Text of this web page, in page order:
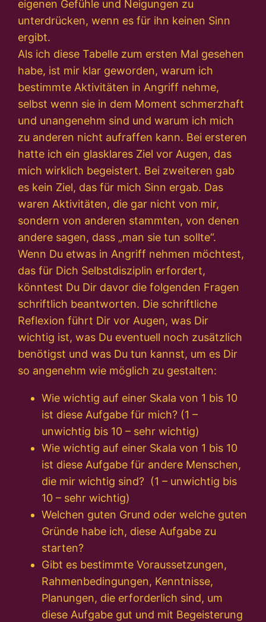
eigenen Gefühle und Neigungen zu
unterdrücken, wenn es für ihn keinen Sinn
ergibt.
Als ich diese Tabelle zum ersten Mal gesehen
habe, ist mir klar geworden, warum ich
bestimmte Aktivitäten in Angriff nehme,
selbst wenn sie in dem Moment schmerzhaft
und unangenehm sind und warum ich mich
zu anderen nicht aufraffen kann. Bei ersteren
hatte ich ein glasklares Ziel vor Augen, das
mich wirklich begeistert. Bei zweiteren gab
es kein Ziel, das für mich Sinn ergab. Das
waren Aktivitäten, die gar nicht von mir,
sondern von anderen stammten, von denen
andere sagen, dass „man sie tun sollte“.
Wenn Du etwas in Angriff nehmen möchtest,
das für Dich Selbstdisziplin erfordert,
könntest Du Dir davor die folgenden Fragen
schriftlich beantworten. Die schriftliche
Reflexion führt Dir vor Augen, was Dir
wichtig ist, was Du eventuell noch zusätzlich
benötigst und was Du tun kannst, um es Dir
so angenehm wie möglich zu gestalten:
Wie wichtig auf einer Skala von 1 bis 10
ist diese Aufgabe für mich? (1 –
unwichtig bis 10 – sehr wichtig)
Wie wichtig auf einer Skala von 1 bis 10
ist diese Aufgabe für andere Menschen,
die mir wichtig sind? (1 – unwichtig bis
10 – sehr wichtig)
Welchen guten Grund oder welche guten
Gründe habe ich, diese Aufgabe zu
starten?
Gibt es bestimmte Voraussetzungen,
Rahmenbedingungen, Kenntnisse,
Planungen, die erforderlich sind, um
diese Aufgabe gut und mit Begeisterung